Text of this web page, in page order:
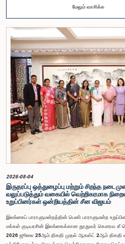
இக்கூட்டத்தில் கலந்துகொண்டார் என்பதைக் குழு
நடைமுறை மற்றும் ஒழுங்குமுறைகளுக்கு முரணான
பெறாமலேயே இரு அதிகாரிகளும் குழுவின்
தொடர்ந்து, அரசாங்க பொறுப்பு முயற்சிகள் பற்றிய
சிறப்புரிமைப் பிரச்சினையினையடுத்து,
குற்றச்சாட்டுகளின் பேரில் இரு அதிகாரிகளும் 2026
சிறப்புரிமைகள் பற்றிய குழுவின் முன்னிலையில்
தமது நடத்தைக்காக மனப்பூர்வமான மன்னிப்பைக்
அதிகாரிகள் தமது செயல்களின் தீவிரத்தை
குழுக்களின் அதிகாரம், கௌரவம் மற்றும்
முக்கியத்துவத்தைப் புரிந்துள்ளமையை
ஒழுக்கநெறிகள் மற்றும் சிறப்புரிமைகள் பற்றிய
குழுவின் தவிசாளருடன் இணைந்து அவர்களது
குழுக்களின் முன்னிலையில் ஆஜராகும் அனைத்து
கடைப்பிடிக்க வேண்டும், நாடாளுமன்ற
நேரங்களிலும் நாடாளுமன்றத்தின் கண்ணியம் மற்றும்
இந்தக் குழு வலியுறுத்த விரும்புகிறது.அரசாங்க
பாராளுமன்றம்
மேலும் வாசிக்க
2026-08-04
இருதரப்பு ஒத்துழைப்பு மற்றும் சிறந்த
வலுப்படுத்தும் வகையில் வெற்றிகரமாக
உறுப்பினர்கள் ஒன்றியத்தின் சீன விஜயம்
இலங்கைப் பாராளுமன்றத்தின் பெண் பாராளுமன்ற
மக்கள் குடியரசின் இலங்கைக்கான தூதுவர் கௌரவ
2026 ஜூலை 25ஆம் திகதி முதல் ஆகஸ்ட் 2ஆம் திகதி